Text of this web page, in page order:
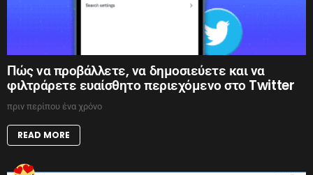
Πώς να προβάλλετε, να δημοσιεύετε και να
φιλτράρετε ευαίσθητο περιεχόμενο στο Twitter
πριν περίπου ένα χρόνο
READ MORE